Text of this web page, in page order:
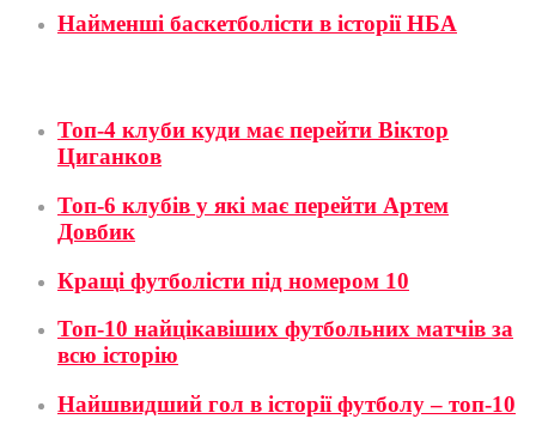
Найменші баскетболісти в історії НБА
Топ-4 клуби куди має перейти Віктор
Циганков
Топ-6 клубів у які має перейти Артем
Довбик
Кращі футболісти під номером 10
Топ-10 найцікавіших футбольних матчів за
всю історію
Найшвидший гол в історії футболу – топ-10